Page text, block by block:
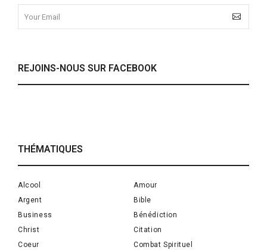
REJOINS-NOUS SUR FACEBOOK
THÉMATIQUES
Alcool
Amour
Argent
Bible
Business
Bénédiction
Christ
Citation
Coeur
Combat Spirituel